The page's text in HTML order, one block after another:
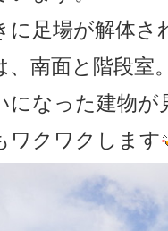
に足場が解体さ
、南面と階段室。
になった建物が
ワクワクします